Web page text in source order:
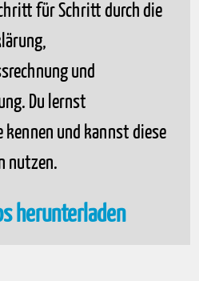
für Schritt durch die
und
Du lernst
kennen und kannst diese
nutzen.
herunterladen